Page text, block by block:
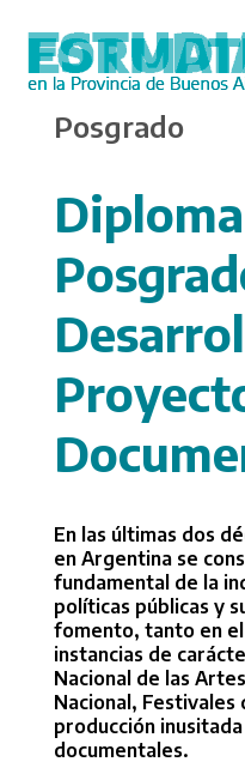
content
Posgrado
En las últimas dos
en Argentina se
fundamental de la
políticas públicas y
fomento, tanto en el
instancias de
Nacional de las
Nacional, Festivales
producción
documentales.